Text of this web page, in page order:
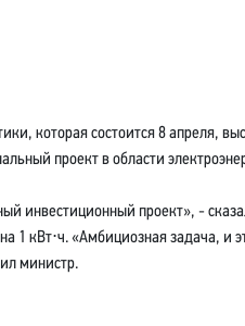
которая состоится 8 апреля,
проект в области
проект», -
1 кВт⋅ч. «Амбициозная задача, и
министр.